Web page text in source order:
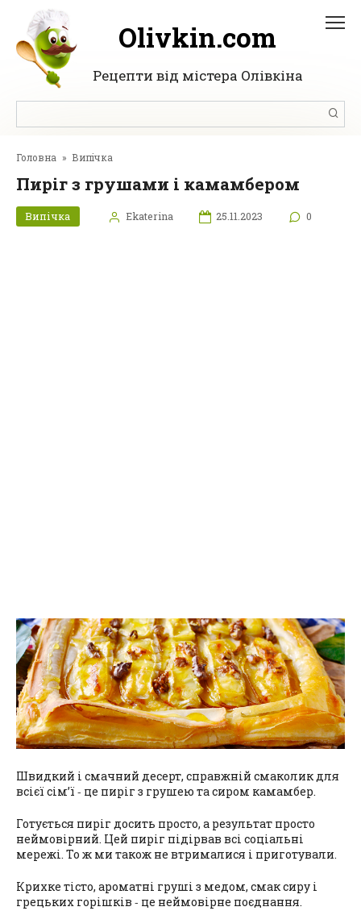
Перейти
вмісту
Olivkin.com
Рецепти від містера Олівкіна
Головна » Випічка
Пиріг з грушами і камамбером
Випічка Ekaterina 25.11.2023 0
Швидкий і смачний десерт, справжній смаколик для
всієї сім’ї ‑ це пиріг з грушею та сиром камамбер.
Готується пиріг досить просто, а результат просто
неймовірний. Цей пиріг підірвав всі соціальні
мережі. То ж ми також не втрималися і приготували.
Крихке тісто, ароматні груші з медом, смак сиру і
грецьких горішків ‑ це неймовірне поєднання.